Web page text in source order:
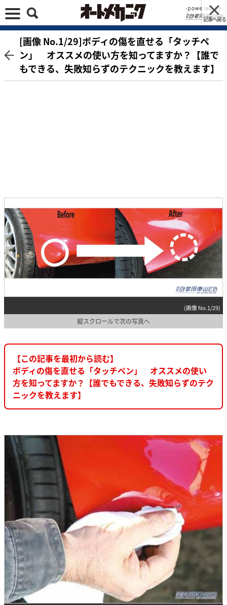
記事へ戻る
[画像 No.1/29]ボディの傷を直せる「タッチペ
ン」 オススメの使い方を知ってますか？【誰で
もできる、失敗知らずのテクニックを教えます】
(画像 No.1/29)
縦スクロールで次の写真へ
【この記事を最初から読む】
ボディの傷を直せる「タッチペン」 オススメの使い
方を知ってますか？【誰でもできる、失敗知らずのテク
ニックを教えます】